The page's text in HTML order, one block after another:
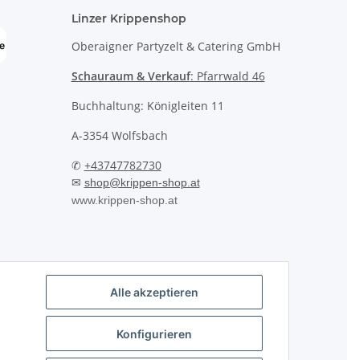
Alle akzeptieren
Konfigurieren
Linzer Krippenshop
Oberaigner Partyzelt & Catering GmbH
Schauraum & Verkauf: Pfarrwald 46
Buchhaltung: Königleiten 11
A-3354 Wolfsbach
✆ +43747782730
✉ shop@krippen-shop.at
www.krippen-shop.at